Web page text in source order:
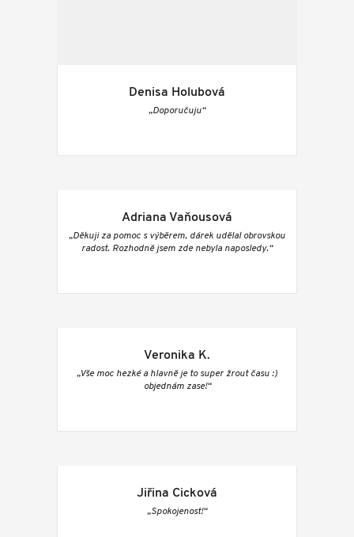
Denisa Holubová
„Doporučuju“
Adriana Vaňousová
„Děkuji za pomoc s výběrem, dárek udělal obrovskou
radost. Rozhodně jsem zde nebyla naposledy.“
Veronika K.
„Vše moc hezké a hlavně je to super žrout času :)
objednám zase!“
Jiřina Cicková
„Spokojenost!“